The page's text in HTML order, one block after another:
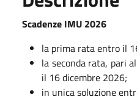
Scadenze IMU 2026
la prima rata entro il
la seconda rata, pari
il 16 dicembre 2026;
in unica soluzione